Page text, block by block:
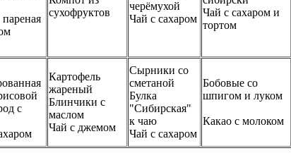
сухофруктов
черёмухой
Чай с сахаром
Чай с сахаром и
тортом
с
Картофель
жареный
Блинчики с
маслом
Чай с джемом
Сырники со
сметаной
Булка
"Сибирская"
к чаю
Чай с сахаром
Бобовые со
шпигом и луком
Какао с молоком